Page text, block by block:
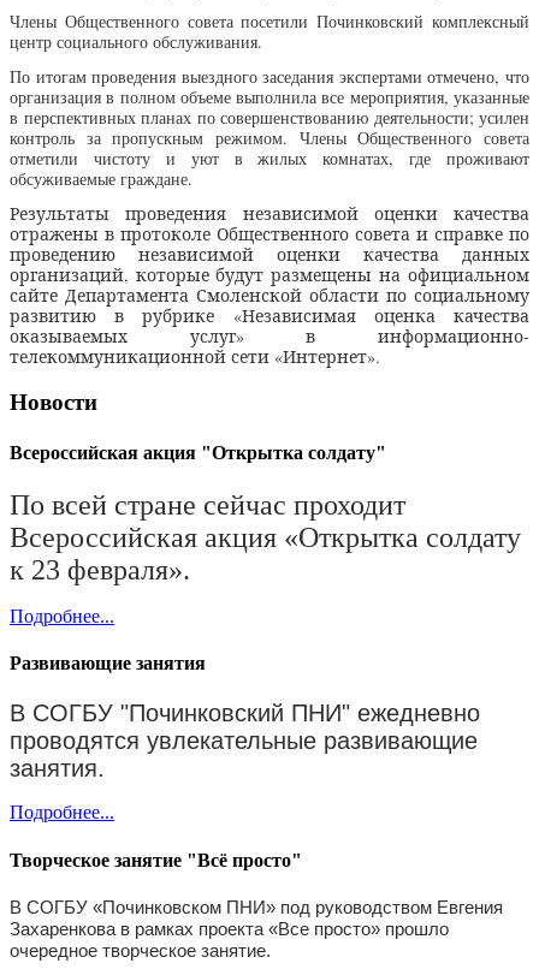
Члены Общественного совета посетили Починковский комплексный
центр социального обслуживания.
По итогам проведения выездного заседания экспертами отмечено, что
организация в полном объеме выполнила все мероприятия, указанные
в перспективных планах по совершенствованию деятельности; усилен
контроль за пропускным режимом. Члены Общественного совета
отметили чистоту и уют в жилых комнатах, где проживают
обсуживаемые граждане.
Результаты проведения независимой оценки качества
отражены в протоколе Общественного совета и справке по
проведению независимой оценки качества данных
организаций, которые будут размещены на официальном
сайте Департамента Смоленской области по социальному
развитию в рубрике «Независимая оценка качества
оказываемых услуг» в информационно-
телекоммуникационной сети «Интернет».
Новости
Всероссийская акция "Открытка солдату"
По всей стране сейчас проходит
Всероссийская акция «Открытка солдату
к 23 февраля».
Подробнее...
Развивающие занятия
В СОГБУ "Починковский ПНИ" ежедневно
проводятся увлекательные развивающие
занятия.
Подробнее...
Творческое занятие "Всё просто"
В СОГБУ «Починковском ПНИ» под руководством Евгения
Захаренкова в рамках проекта «Все просто» прошло
очередное творческое занятие.